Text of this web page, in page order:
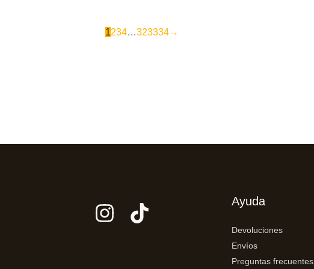
1234…323334→
Ayuda
Devoluciones
Envíos
Preguntas frecuentes